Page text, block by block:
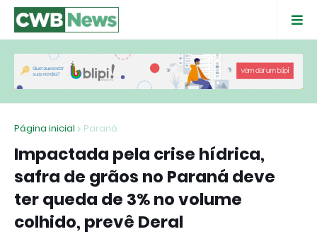
Página inicial Paraná
Impactada pela crise hídrica,
safra de grãos no Paraná deve
ter queda de 3% no volume
colhido, prevê Deral